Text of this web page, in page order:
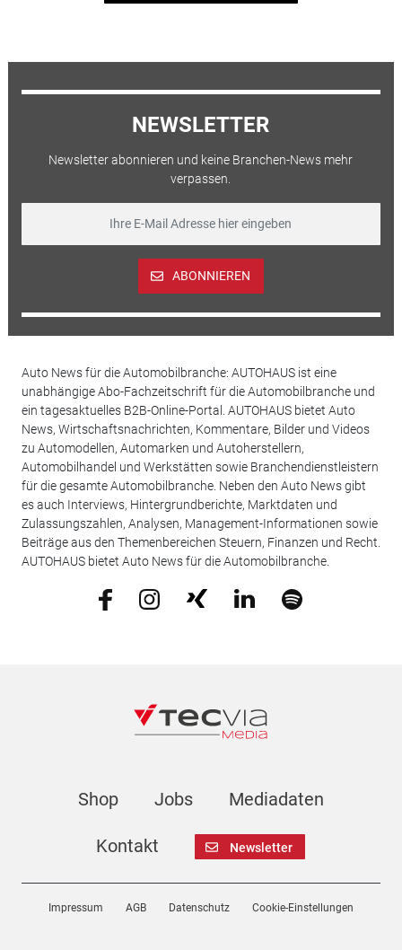
NEWSLETTER
Newsletter abonnieren und keine Branchen-News mehr
verpassen.
ABONNIEREN
Auto News für die Automobilbranche: AUTOHAUS ist eine
unabhängige Abo-Fachzeitschrift für die Automobilbranche und
ein tagesaktuelles B2B-Online-Portal. AUTOHAUS bietet Auto
News, Wirtschaftsnachrichten, Kommentare, Bilder und Videos
zu Automodellen, Automarken und Autoherstellern,
Automobilhandel und Werkstätten sowie Branchendienstleistern
für die gesamte Automobilbranche. Neben den Auto News gibt
es auch Interviews, Hintergrundberichte, Marktdaten und
Zulassungszahlen, Analysen, Management-Informationen sowie
Beiträge aus den Themenbereichen Steuern, Finanzen und Recht.
AUTOHAUS bietet Auto News für die Automobilbranche.
Shop Jobs Mediadaten
Kontakt Newsletter
Impressum AGB Datenschutz Cookie-Einstellungen